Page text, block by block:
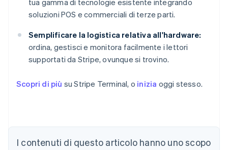
tua gamma di tecnologie esistente integrando
soluzioni POS e commerciali di terze parti.
Semplificare la logistica relativa all'hardware:
ordina, gestisci e monitora facilmente i lettori
supportati da Stripe, ovunque si trovino.
Scopri di più su Stripe Terminal, o inizia oggi stesso.
I contenuti di questo articolo hanno uno scopo
English